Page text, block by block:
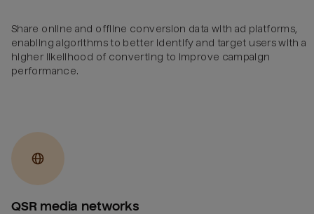
Share online and offline conversion data with ad platforms,
enabling algorithms to better identify and target users with a
higher likelihood of converting to improve campaign
performance.
QSR media networks